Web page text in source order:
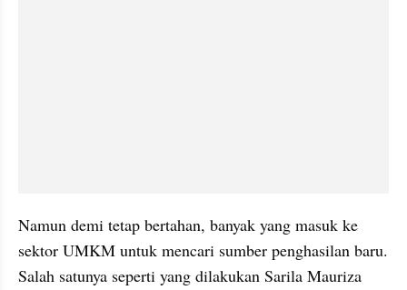
Namun demi tetap bertahan, banyak yang masuk ke
sektor UMKM untuk mencari sumber penghasilan baru.
Salah satunya seperti yang dilakukan Sarila Mauriza